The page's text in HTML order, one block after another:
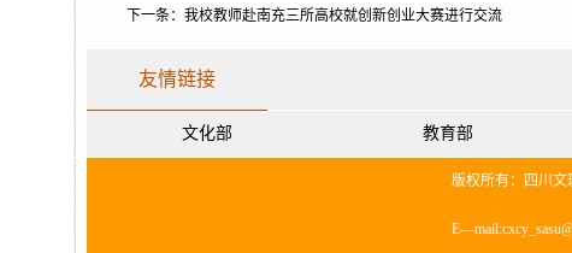
下一条： 我校教师赴南充三所高校就创新创业大赛进行交流
友情链接
文化部 教育部
版权所有：四川